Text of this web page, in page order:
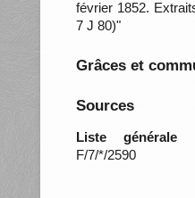
février 1852.
7 J 80)"
Grâces et
Sources
Liste générale
F/7/*/2590